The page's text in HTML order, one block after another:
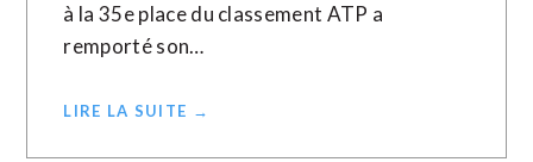
à la 35e place du classement ATP a
remporté son…
LIRE LA SUITE →